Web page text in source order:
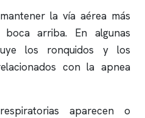
la vía aérea más
arriba. En algunas
los ronquidos y los
con la apnea
aparecen o